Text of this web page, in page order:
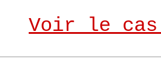
Voir le cas